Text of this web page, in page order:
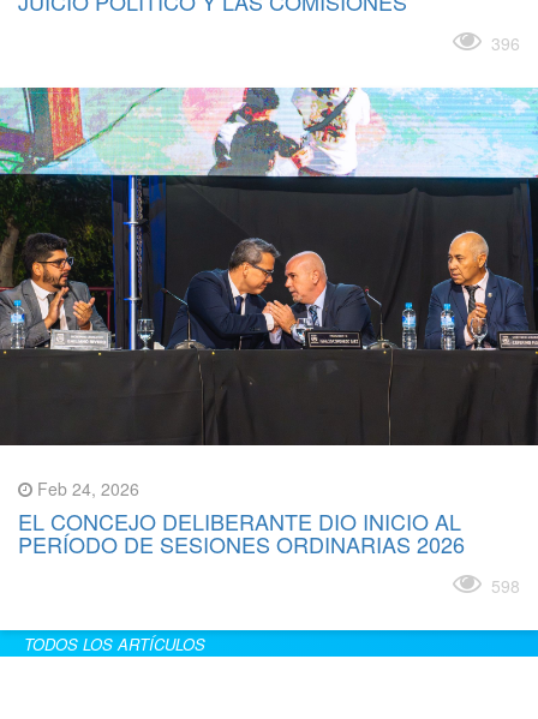
396
Feb 24, 2026
EL CONCEJO DELIBERANTE DIO INICIO AL
PERÍODO DE SESIONES ORDINARIAS 2026
598
TODOS LOS ARTÍCULOS